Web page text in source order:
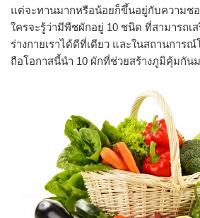
แต่จะทานมากหรือน้อยก็ขึ้นอยู่กับความช
ใครจะรู้ว่ามีพืชผักอยู่ 10 ชนิด ที่สามารถเ
ร่างกายเราได้ดีที่เดียว และในสถานการ
ถือโอกาสนี้นำ 10 ผักที่ช่วยสร้างภูมิคุ้มกัน